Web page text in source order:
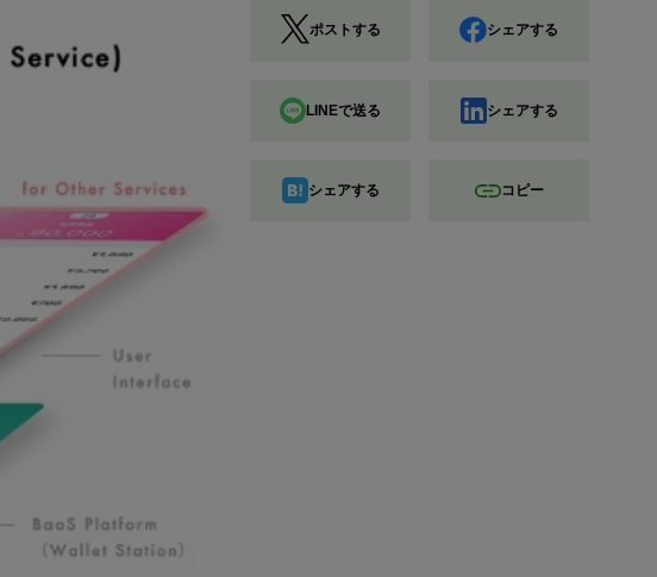
ポストする シェアする
LINEで送る シェアする
シェアする コピー